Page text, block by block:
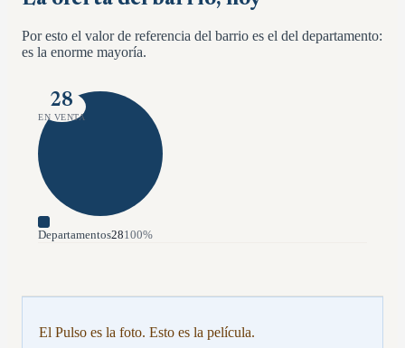
Por esto el valor de referencia del barrio es el del departamento:
es la enorme mayoría.
28
EN VENTA
Departamentos28100%
El Pulso es la foto. Esto es la película.